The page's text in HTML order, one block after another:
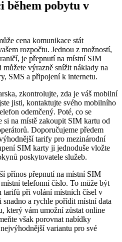
během pobytu v
cena komunikace stát
rozpočtu. Jednou z možností,
je přepnutí na místní SIM
výrazně snížit náklady na
SMS a připojení k internetu.
zkontrolujte, zda je váš mobilní
jisti, kontaktujte svého mobilního
odemčený. Poté, co se
si na místě zakoupit SIM kartu od
Doporučujeme předem
tarify pro mezinárodní
SIM karty ji jednoduše vložte
poskytovatele služeb.
přínos přepnutí na místní SIM
telefonní číslo. To může být
tarifů při volání místních čísel v
a rychle pořídit místní data
který vám umožní zůstat online
však porovnat nabídky
variantu pro své